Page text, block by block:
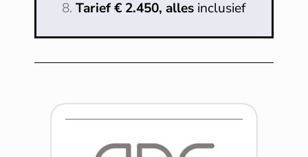
Tarief € 2.450, alles inclusief